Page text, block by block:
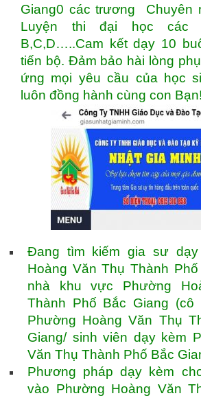
Giang0 các trương Chuyên
Luyện thi đại học các
B,C,D…..Cam kết dạy 10
tiến bộ. Đảm bảo hài lòng
ứng mọi yêu cầu của học
luôn đồng hành cùng con Bạn!
Đang tìm kiếm gia sư dạy
Hoàng Văn Thụ Thành
nhà khu vực Phường
Thành Phố Bắc Giang (cô
Phường Hoàng Văn Thụ
Giang/ sinh viên dạy kèm
Văn Thụ Thành Phố Bắc
Phương pháp dạy kèm
vào Phường Hoàng Văn